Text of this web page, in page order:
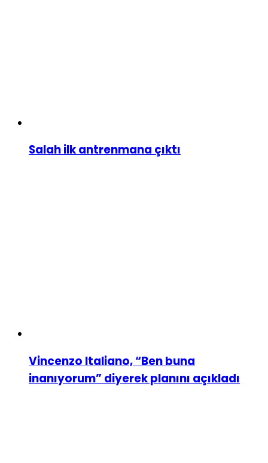
Salah ilk antrenmana çıktı
Vincenzo Italiano, “Ben buna
inanıyorum” diyerek planını açıkladı